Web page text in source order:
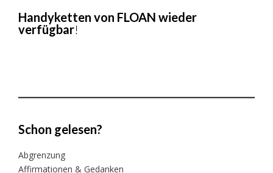
Handyketten von FLOAN wieder
verfügbar!
Schon gelesen?
Abgrenzung
Affirmationen & Gedanken